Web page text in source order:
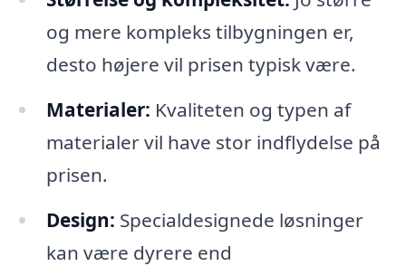
og mere kompleks tilbygningen er,
desto højere vil prisen typisk være.
Materialer: Kvaliteten og typen af
materialer vil have stor indflydelse på
prisen.
Design: Specialdesignede løsninger
kan være dyrere end